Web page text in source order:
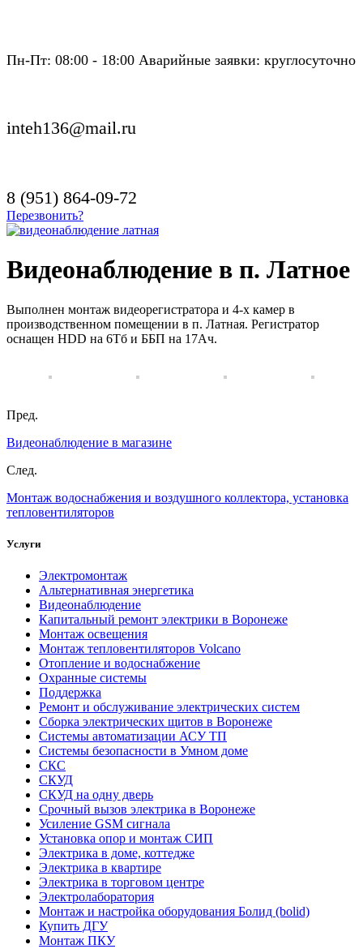
Пн-Пт: 08:00 - 18:00 Аварийные заявки: круглосуточно
inteh136@mail.ru
8 (951) 864-09-72
Перезвонить?
Видеонаблюдение в п. Латное
Выполнен монтаж видеорегистратора и 4-х камер в
производственном помещении в п. Латная. Регистратор
оснащен HDD на 6Тб и ББП на 17Ач.
Пред.
Видеонаблюдение в магазине
След.
Монтаж водоснабжения и воздушного коллектора, установка
тепловентиляторов
Услуги
Электромонтаж
Альтернативная энергетика
Видеонаблюдение
Капитальный ремонт электрики в Воронеже
Монтаж освещения
Монтаж тепловентиляторов Volcano
Отопление и водоснабжение
Охранные системы
Поддержка
Ремонт и обслуживание электрических систем
Сборка электрических щитов в Воронеже
Системы автоматизации АСУ ТП
Системы безопасности в Умном доме
СКС
СКУД
СКУД на одну дверь
Срочный вызов электрика в Воронеже
Усиление GSM сигнала
Установка опор и монтаж СИП
Электрика в доме, коттедже
Электрика в квартире
Электрика в торговом центре
Электролаборатория
Монтаж и настройка оборудования Болид (bolid)
Купить ДГУ
Монтаж ПКУ